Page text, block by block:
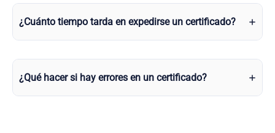
¿Cuánto tiempo tarda en expedirse un certificado?
¿Qué hacer si hay errores en un certificado?